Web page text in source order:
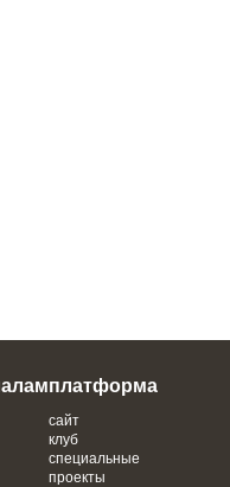
платформа
сайт
клуб
специальные
проекты